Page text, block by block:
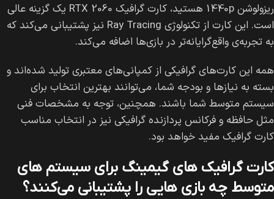
ریزولوشن 1440p هستید، کارت گرافیک RTX 2060 یک گزینه عالی
است. این کارت از تکنولوژی Ray Tracing نیز پشتیبانی می‌کند که
به تجربه‌ی واقع‌گرایانه‌تر در بازی‌ها اضافه می‌کند.
همه این کارت‌های گرافیکی از کمپانی‌های معتبری تولید شده‌اند و
بسته به نیاز‌ها و بودجه شما، می‌توانند بهترین انتخاب برای
سیستم متوسط شما باشند. همچنین، توجه به مشخصات فنی
مثل حافظه و فرکانس پردازنده گرافیکی نیز در انتخاب مناسب
کارت گرافیک مفید خواهد بود.
کارت گرافیک های گیمینگ برای سیستم های
متوسط چه بازی هایی را پشتیبانی می‌کنند؟